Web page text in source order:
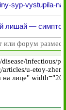
syp-vystupila-
лишай —
или форум